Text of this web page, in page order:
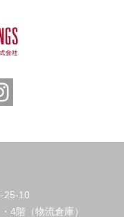
25-10
4階（物流倉庫）